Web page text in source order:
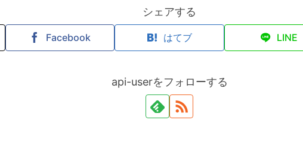
シェアする
Facebook はてブ LINE
api-userをフォローする